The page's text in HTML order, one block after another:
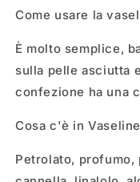
Come usare la
È molto semplice,
sulla pelle asciutta
confezione ha una
Cosa c'è in
Petrolato, profumo,